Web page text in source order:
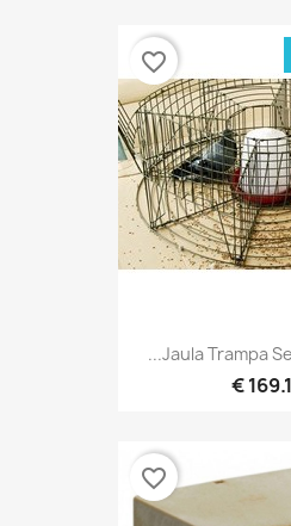
Jaula Trampa
favorite_border
favorite_border